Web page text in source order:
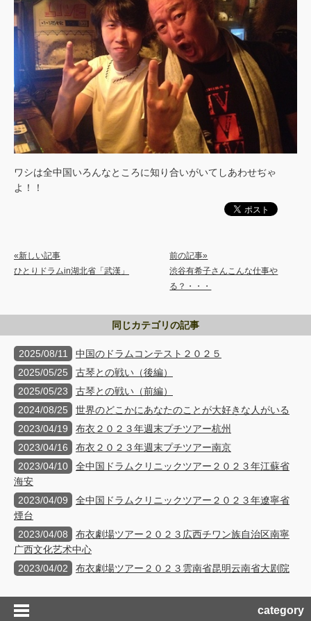
ワシは全中国いろんなところに知り合いがいてしあわせぢゃ
よ！！
«新しい記事
ひとりドラムin湖北省「武漢」
前の記事»
渋谷有希子さんこんな仕事や
る？・・・
同じカテゴリの記事
2025/08/11
中国のドラムコンテスト２０２５
2025/05/25
古琴との戦い（後編）
2025/05/23
古琴との戦い（前編）
2024/08/25
世界のどこかにあなたのことが大好きな人がいる
2023/04/19
布衣２０２３年週末プチツアー杭州
2023/04/16
布衣２０２３年週末プチツアー南京
2023/04/10
全中国ドラムクリニックツアー２０２３年江蘇省
海安
2023/04/09
全中国ドラムクリニックツアー２０２３年遼寧省
煙台
2023/04/08
布衣劇場ツアー２０２３広西チワン族自治区南寧
广西文化艺术中心
2023/04/02
布衣劇場ツアー２０２３雲南省昆明云南省大剧院
category